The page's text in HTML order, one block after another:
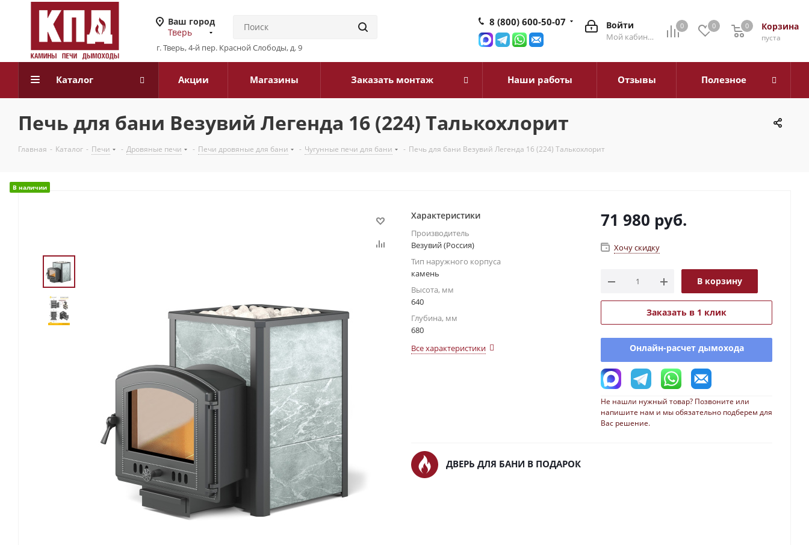
Ваш город
Тверь
г. Тверь, 4-й пер. Красной Слободы, д. 9
0 0 Корзина
0
пуста
0
Войти
Мой кабинет
8 (800) 600-50-07
Каталог Акции Магазины Заказать монтаж Наши работы Отзывы Полезное
Печь для бани Везувий Легенда 16 (224) Талькохлорит
Главная - Каталог - Печи - Дровяные печи - Печи дровяные для бани - Чугунные печи для бани - Печь для бани Везувий Легенда 16 (224) Талькохлорит
В наличии
Характеристики
Производитель
Везувий (Россия)
Тип наружного корпуса
камень
Высота, мм
640
Глубина, мм
680
Все характеристики
71 980 руб.
Хочу скидку
В корзину
Заказать в 1 клик
Онлайн-расчет дымохода
Не нашли нужный товар? Позвоните или
напишите нам и мы обязательно подберем для
Вас решение.
ДВЕРЬ ДЛЯ БАНИ В ПОДАРОК